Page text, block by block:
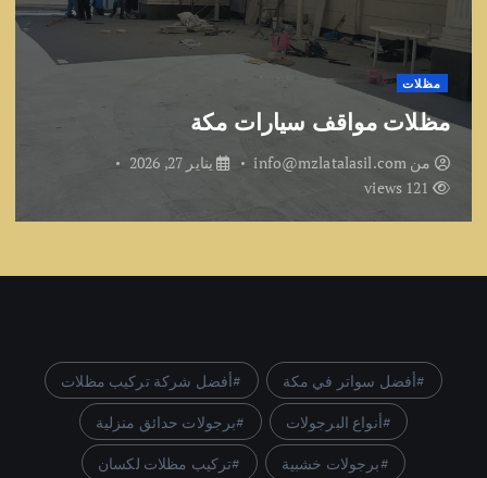
مظلات
مظلات مواقف سيارات مكة
من info@mzlatalasil.com
يناير 27, 2026
أفضل سواتر في مكة
أفضل شركة تركيب مظلات
أنواع البرجولات
برجولات حدائق منزلية
برجولات خشبية
تركيب مظلات لكسان